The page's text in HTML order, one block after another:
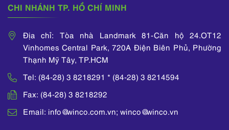
CHI NHÁNH TP. HỒ CHÍ MINH
Địa chỉ: Tòa nhà Landmark 81-Căn hộ 24.OT12
Vinhomes Central Park, 720A Điện Biên Phủ, Phường
Thạnh Mỹ Tây, TP.HCM
Tel: (84-28) 3 8218291 * (84-28) 3 8214594
Fax: (84-28) 3 8218292
Email: info@winco.com.vn; winco@winco.vn